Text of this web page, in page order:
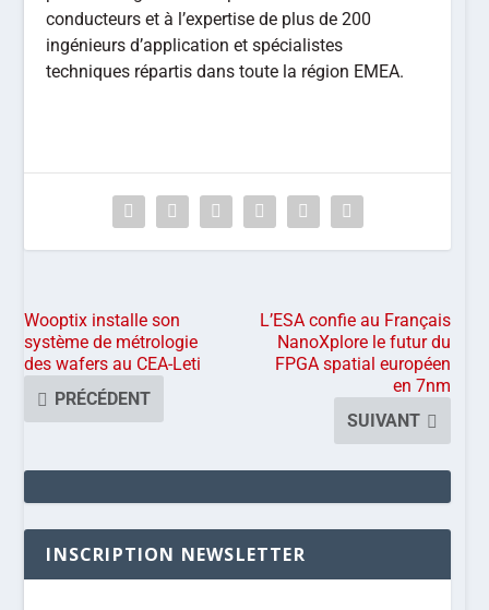
conducteurs et à l’expertise de plus de 200
ingénieurs d’application et spécialistes
techniques répartis dans toute la région EMEA.
Wooptix installe son
système de métrologie
des wafers au CEA-Leti
PRÉCÉDENT
L’ESA confie au Français
NanoXplore le futur du
FPGA spatial européen
en 7nm
SUIVANT
INSCRIPTION NEWSLETTER